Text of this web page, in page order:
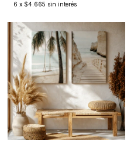
6 x $4.665 sin interés